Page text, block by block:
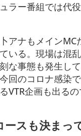
ラー番組では代
卜アナもメイン
いる。現場は混
な事態も発生し
回のコロナ感染
VTR企画も出る
ースも決まっ